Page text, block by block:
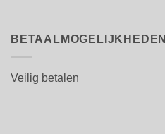
BETAALMOGELIJKHEDEN
Veilig betalen